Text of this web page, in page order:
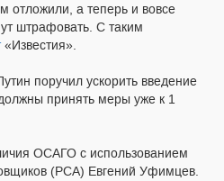
отложили, а теперь и вовсе
штрафовать. С таким
«Известия».
поручил ускорить введение
принять меры уже к 1
ОСАГО с использованием
(РСА) Евгений Уфимцев.